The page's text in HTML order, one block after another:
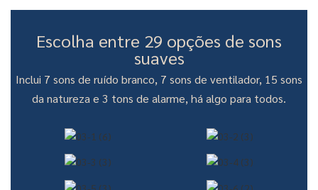
Escolha entre 29 opções de sons
suaves
Inclui 7 sons de ruído branco, 7 sons de ventilador, 15 sons
da natureza e 3 tons de alarme, há algo para todos.